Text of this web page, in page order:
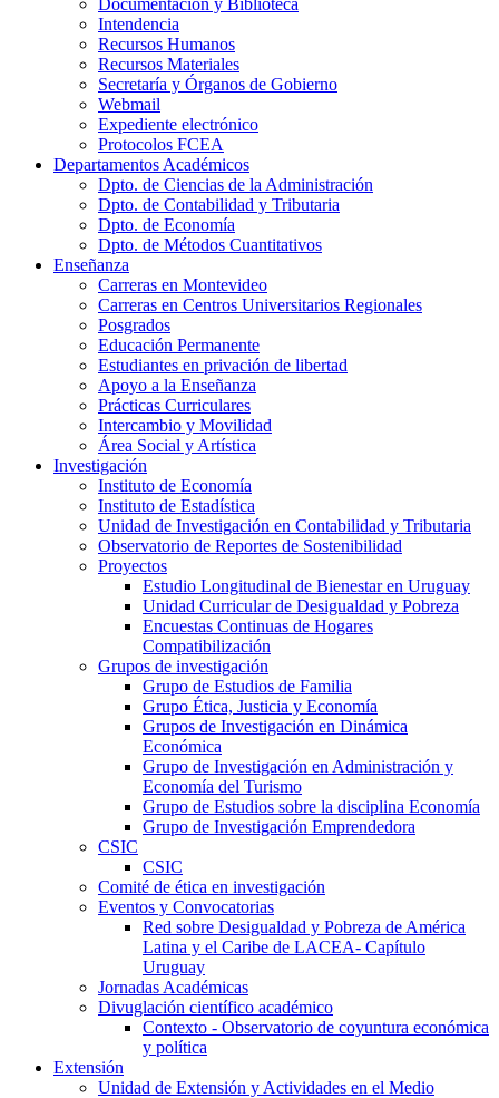
Intendencia
Recursos Humanos
Recursos Materiales
Secretaría y Órganos de Gobierno
Webmail
Expediente electrónico
Protocolos FCEA
Departamentos Académicos
Dpto. de Ciencias de la Administración
Dpto. de Contabilidad y Tributaria
Dpto. de Economía
Dpto. de Métodos Cuantitativos
Enseñanza
Carreras en Montevideo
Carreras en Centros Universitarios Regionales
Posgrados
Educación Permanente
Estudiantes en privación de libertad
Apoyo a la Enseñanza
Prácticas Curriculares
Intercambio y Movilidad
Área Social y Artística
Investigación
Instituto de Economía
Instituto de Estadística
Unidad de Investigación en Contabilidad y Tributaria
Observatorio de Reportes de Sostenibilidad
Proyectos
Estudio Longitudinal de Bienestar en Uruguay
Unidad Curricular de Desigualdad y Pobreza
Encuestas Continuas de Hogares
Compatibilización
Grupos de investigación
Grupo de Estudios de Familia
Grupo Ética, Justicia y Economía
Grupos de Investigación en Dinámica
Económica
Grupo de Investigación en Administración y
Economía del Turismo
Grupo de Estudios sobre la disciplina Economía
Grupo de Investigación Emprendedora
CSIC
CSIC
Comité de ética en investigación
Eventos y Convocatorias
Red sobre Desigualdad y Pobreza de América
Latina y el Caribe de LACEA- Capítulo
Uruguay
Jornadas Académicas
Divuglación científico académico
Contexto - Observatorio de coyuntura económica
y política
Extensión
Unidad de Extensión y Actividades en el Medio